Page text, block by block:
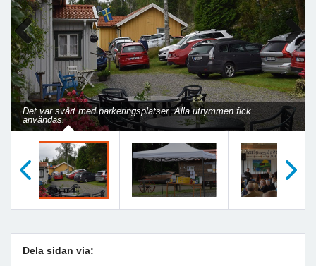
Det var svårt med parkeringsplatser. Alla utrymmen fick
användas.
Previous Next
Dela sidan via: